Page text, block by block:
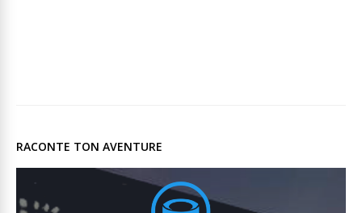
RACONTE TON AVENTURE